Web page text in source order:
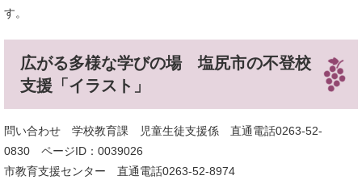
す。
広がる多様な学びの場 塩尻市の不登校
支援「イラスト」
問い合わせ 学校教育課 児童生徒支援係 直通電話0263-52-
0830 ページID：0039026
市教育支援センター 直通電話0263-52-8974